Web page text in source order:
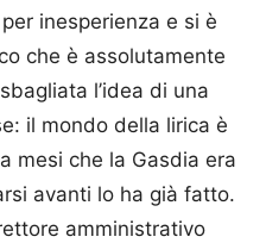
inesperienza e si è
che è assolutamente
l’idea di una
il mondo della lirica è
mesi che la Gasdia era
avanti lo ha già fatto.
amministrativo